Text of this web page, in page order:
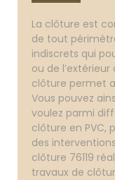
La clôture est
de tout
indiscrets qui
ou de
clôture permet
Vous pouvez
voulez parmi
clôture en PVC,
des
clôture 76119
travaux de